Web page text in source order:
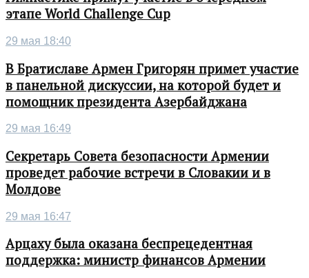
этапе World Challenge Cup
29 мая 18:40
В Братиславе Армен Григорян примет участие
в панельной дискуссии, на которой будет и
помощник президента Азербайджана
29 мая 16:49
Секретарь Совета безопасности Армении
проведет рабочие встречи в Словакии и в
Молдове
29 мая 16:47
Арцаху была оказана беспрецедентная
поддержка: министр финансов Армении